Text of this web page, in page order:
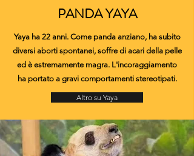
PANDA YAYA
Yaya ha 22 anni. Come panda anziano, ha subito
diversi aborti spontanei, soffre di acari della pelle
ed è estremamente magra. L'incoraggiamento
ha portato a gravi comportamenti stereotipati.
Altro su Yaya